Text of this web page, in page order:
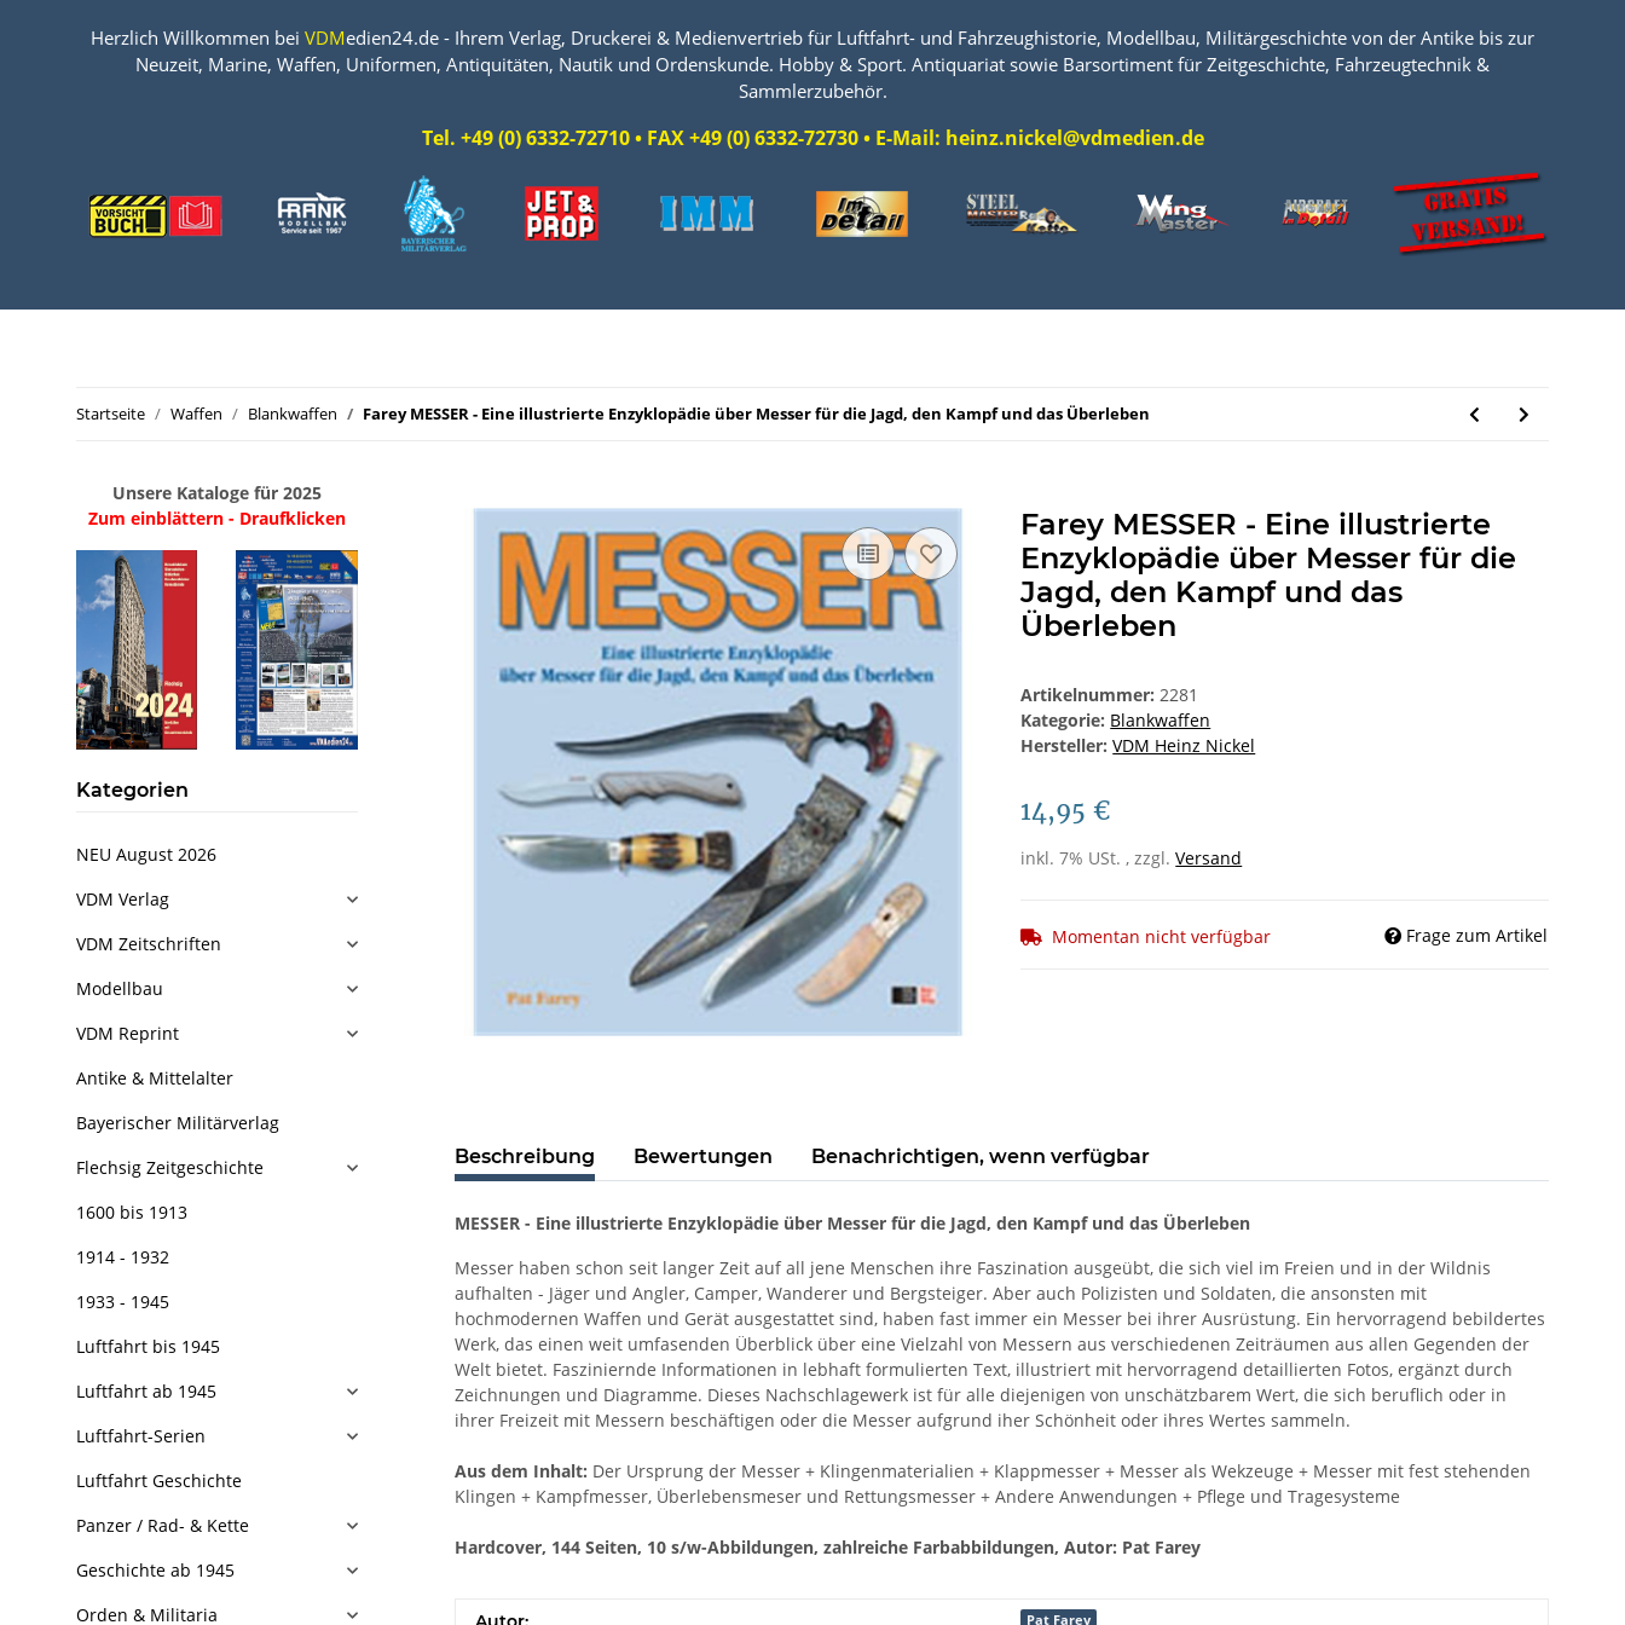
Herzlich Willkommen bei VDMedien24.de - Ihrem Verlag, Druckerei & Medienvertrieb für Luftfahrt- und Fahrzeughistorie, Modellbau, Militärgeschichte von der Antike bis zur
Neuzeit, Marine, Waffen, Uniformen, Antiquitäten, Nautik und Ordenskunde. Hobby & Sport. Antiquariat sowie Barsortiment für Zeitgeschichte, Fahrzeugtechnik &
Sammlerzubehör.
Tel. +49 (0) 6332-72710 • FAX +49 (0) 6332-72730 • E-Mail: heinz.nickel@vdmedien.de
Startseite Waffen Blankwaffen Farey MESSER - Eine illustrierte Enzyklopädie über Messer für die Jagd, den Kampf und das Überleben
Farey MESSER - Eine illustrierte
Enzyklopädie über Messer für die
Jagd, den Kampf und das
Überleben
Artikelnummer:2281
Kategorie: Blankwaffen
Hersteller: VDM Heinz Nickel
14,95 €
inkl. 7% USt. , zzgl.Versand
Momentan nicht verfügbar Frage zum Artikel
Beschreibung Bewertungen Benachrichtigen, wenn verfügbar
MESSER - Eine illustrierte Enzyklopädie über Messer für die Jagd, den Kampf und das Überleben
Messer haben schon seit langer Zeit auf all jene Menschen ihre Faszination ausgeübt, die sich viel im Freien und in der Wildnis
aufhalten - Jäger und Angler, Camper, Wanderer und Bergsteiger. Aber auch Polizisten und Soldaten, die ansonsten mit
hochmodernen Waffen und Gerät ausgestattet sind, haben fast immer ein Messer bei ihrer Ausrüstung. Ein hervorragend bebildertes
Werk, das einen weit umfasenden Überblick über eine Vielzahl von Messern aus verschiedenen Zeiträumen aus allen Gegenden der
Welt bietet. Fasziniernde Informationen in lebhaft formulierten Text, illustriert mit hervorragend detaillierten Fotos, ergänzt durch
Zeichnungen und Diagramme. Dieses Nachschlagewerk ist für alle diejenigen von unschätzbarem Wert, die sich beruflich oder in
ihrer Freizeit mit Messern beschäftigen oder die Messer aufgrund iher Schönheit oder ihres Wertes sammeln.
Aus dem Inhalt: Der Ursprung der Messer + Klingenmaterialien + Klappmesser + Messer als Wekzeuge + Messer mit fest stehenden
Klingen + Kampfmesser, Überlebensmeser und Rettungsmesser + Andere Anwendungen + Pflege und Tragesysteme
Hardcover, 144 Seiten, 10 s/w-Abbildungen, zahlreiche Farbabbildungen, Autor: Pat Farey
Pat Farey
Unsere Kataloge für 2025
Zum einblättern - Draufklicken
Kategorien
NEU August 2026
VDM Verlag
VDM Zeitschriften
Modellbau
VDM Reprint
Antike & Mittelalter
Bayerischer Militärverlag
Flechsig Zeitgeschichte
1600 bis 1913
1914 - 1932
1933 - 1945
Luftfahrt bis 1945
Luftfahrt ab 1945
Luftfahrt-Serien
Luftfahrt Geschichte
Panzer / Rad- & Kette
Geschichte ab 1945
Orden & Militaria